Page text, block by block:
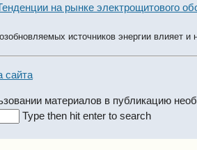
на рынке электрощитового
источников энергии влияет
сайта
материалов в публикацию
Type then hit enter to search